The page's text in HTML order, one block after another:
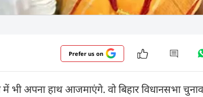
Prefer us on
भी अपना हाथ आजमाएंगे. वो बिहार विधानसभा